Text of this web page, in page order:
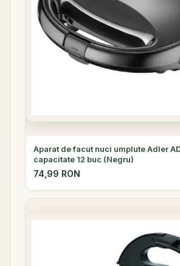
Aparat de facut nuci umplute Adler
capacitate 12 buc (Negru)
74,99 RON